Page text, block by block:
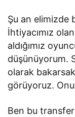
Şu an elimizde
İhtiyacımız
aldığımız
düşünüyorum.
olarak
görüyoruz.
Ben bu transfer